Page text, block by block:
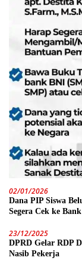
02/01/2026
Dana PIP Siswa
Segera Cek ke Bank
23/12/2025
DPRD Gelar RDP
Nasib Pekerja